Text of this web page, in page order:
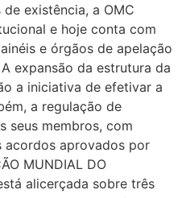
existência, a OMC
e hoje conta com
e órgãos de apelação
expansão da estrutura da
a iniciativa de efetivar a
a regulação de
seus membros, com
acordos aprovados por
MUNDIAL DO
alicerçada sobre três